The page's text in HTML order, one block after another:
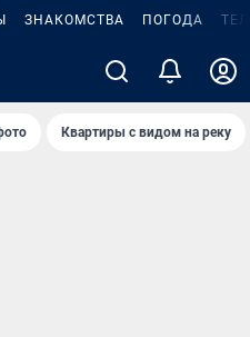
ЗНАКОМСТВА ПОГОДА
Квартиры с видом на реку